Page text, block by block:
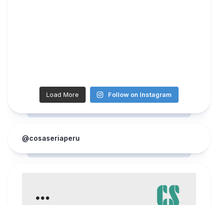
Load More Follow on Instagram
@cosaseriaperu